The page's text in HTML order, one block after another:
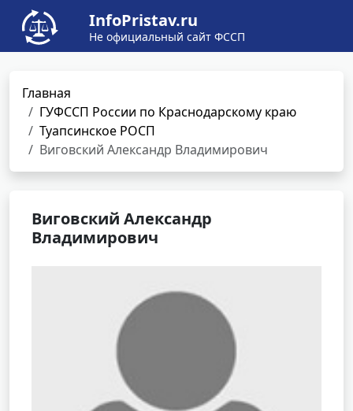
InfoPristav.ru
Не официальный сайт ФССП
Главная
ГУФССП России по Краснодарскому краю
Туапсинское РОСП
Виговский Александр Владимирович
Виговский Александр
Владимирович